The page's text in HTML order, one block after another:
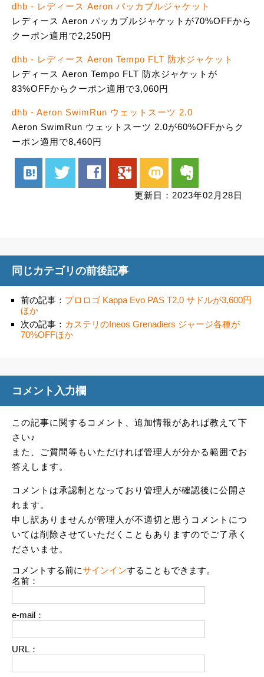
dhb - レディース Aeron パッカブルジャケット
レディース Aeron パッカブルジャケットが70%OFFから
クーポン適用で2,250円
dhb - レディース Aeron Tempo FLT 防水ジャケット
レディース Aeron Tempo FLT 防水ジャケットが
83%OFFからクーポン適用で3,060円
dhb - Aeron SwimRun ウェットスーツ 2.0
Aeron SwimRun ウェットスーツ 2.0が60%OFFからク
ーポン適用で8,460円
hatenabookmark twitter facebook google mixi evernote
更新日：2023年02月28日
同じカテゴリの前後記事
前の記事： プロロゴ Kappa Evo PAS T2.0 サドルが3,600円
ほか
次の記事： カステリのIneos Grenadiers ジャージ各種が
70%OFFほか
コメント入力欄
この記事に関するコメント、追加情報があれば教えて下
さい♪
また、ご質問等もいただければ管理人が分かる範囲でお
答えします。
コメントは承認制となっており管理人が確認後に公開さ
れます。
申し訳ありませんが管理人が不適切と思うコメントにつ
いては削除させていただくこともありますのでご了承く
ださいませ。
コメントする前にサインインすることもできます。
名前：
e-mail：
URL：